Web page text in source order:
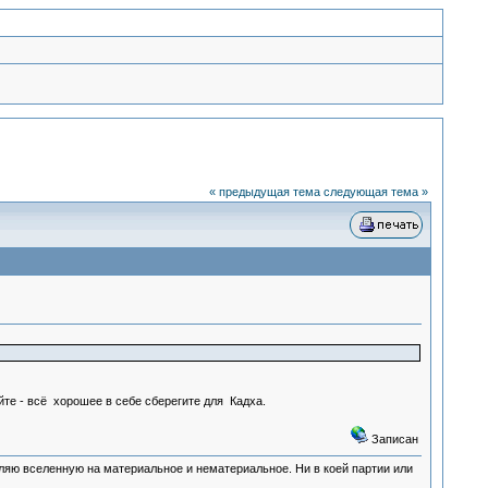
« предыдущая тема следующая тема »
- всё хорошее в себе сберегите для Кадха.
Записан
вселенную на материальное и нематериальное. Ни в коей партии или